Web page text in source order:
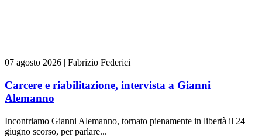
07 agosto 2026 | Fabrizio Federici
Carcere e riabilitazione, intervista a Gianni
Alemanno
Incontriamo Gianni Alemanno, tornato pienamente in libertà il 24
giugno scorso, per parlare...